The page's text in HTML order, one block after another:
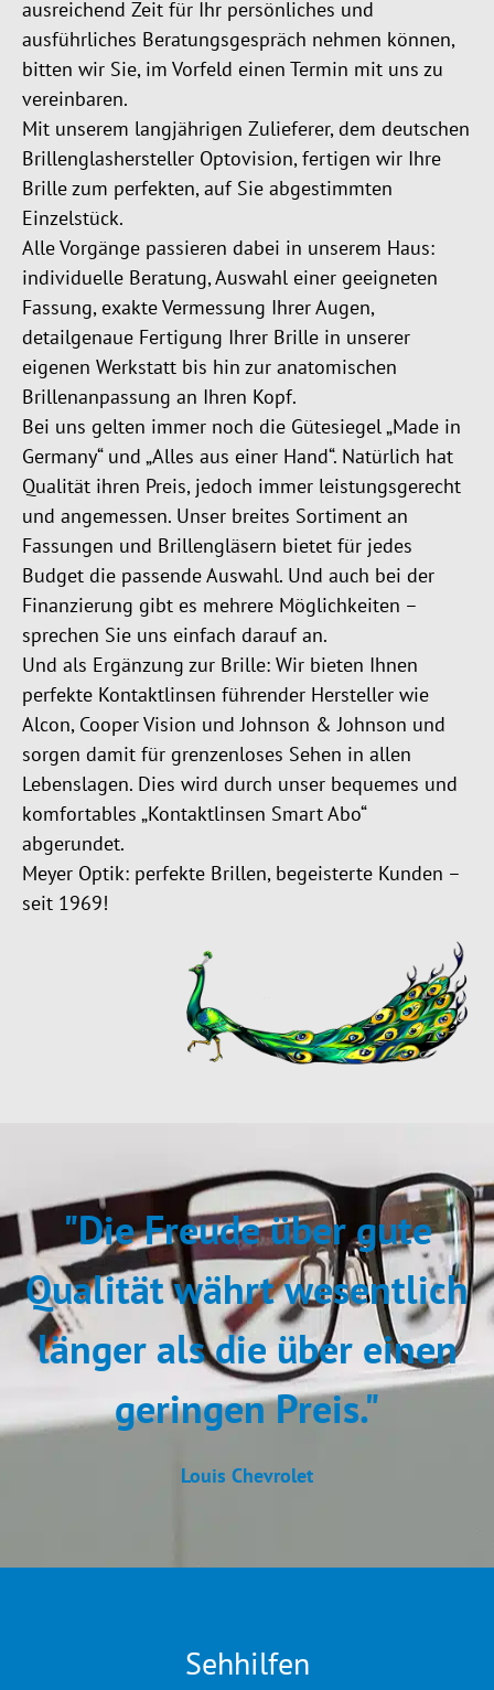
ausreichend Zeit für Ihr persönliches und
ausführliches Beratungsgespräch nehmen können,
bitten wir Sie, im Vorfeld einen Termin mit uns zu
vereinbaren.
Mit unserem langjährigen Zulieferer, dem deutschen
Brillenglashersteller Optovision, fertigen wir Ihre
Brille zum perfekten, auf Sie abgestimmten
Einzelstück.
Alle Vorgänge passieren dabei in unserem Haus:
individuelle Beratung, Auswahl einer geeigneten
Fassung, exakte Vermessung Ihrer Augen,
detailgenaue Fertigung Ihrer Brille in unserer
eigenen Werkstatt bis hin zur anatomischen
Brillenanpassung an Ihren Kopf.
Bei uns gelten immer noch die Gütesiegel „Made in
Germany“ und „Alles aus einer Hand“. Natürlich hat
Qualität ihren Preis, jedoch immer leistungsgerecht
und angemessen. Unser breites Sortiment an
Fassungen und Brillengläsern bietet für jedes
Budget die passende Auswahl. Und auch bei der
Finanzierung gibt es mehrere Möglichkeiten –
sprechen Sie uns einfach darauf an.
Und als Ergänzung zur Brille: Wir bieten Ihnen
perfekte Kontaktlinsen führender Hersteller wie
Alcon, Cooper Vision und Johnson & Johnson und
sorgen damit für grenzenloses Sehen in allen
Lebenslagen. Dies wird durch unser bequemes und
komfortables „Kontaktlinsen Smart Abo“
abgerundet.
Meyer Optik: perfekte Brillen, begeisterte Kunden –
seit 1969!
"Die Freude über gute
Qualität währt wesentlich
länger als die über einen
geringen Preis."
Louis Chevrolet
Sehhilfen